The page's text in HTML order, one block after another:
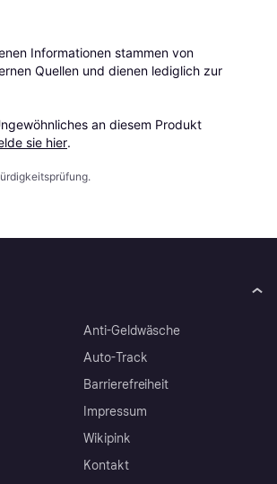
Informationen stammen von
Quellen und dienen lediglich zur
an diesem Produkt
sie hier.
Anti-Geldwäsche
Auto-Track
Barrierefreiheit
Impressum
Wikipink
Kontakt